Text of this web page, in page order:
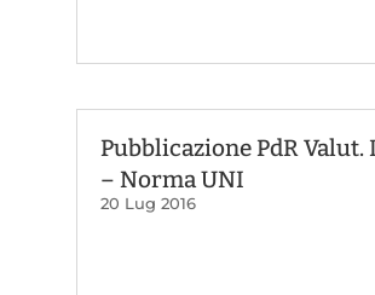
Pubblicazione PdR Valut.
– Norma UNI
20 Lug 2016